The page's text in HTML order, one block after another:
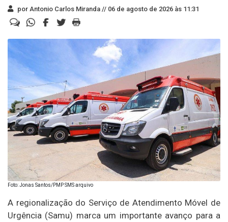
por Antonio Carlos Miranda // 06 de agosto de 2026 às 11:31
Foto: Jonas Santos/PMP SMS arquivo
A regionalização do Serviço de Atendimento Móvel de
Urgência (Samu) marca um importante avanço para a